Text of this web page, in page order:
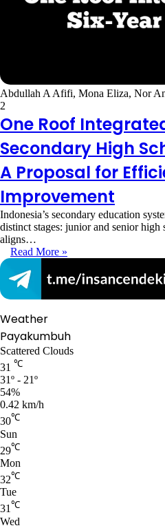
Abdullah A Afifi, Mona Eliza, Nor
2
One Roof
Secondary High
A Proposal for
Improvement
Indonesia’s secondary education
distinct stages: junior and senior
aligns…
Read More »
Weather
Payakumbuh
Scattered Clouds
31 ℃
31º - 21º
54%
0.42 km/h
30℃
Sun
29℃
Mon
32℃
Tue
31℃
Wed